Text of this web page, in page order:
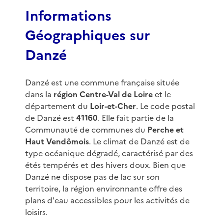
Informations
Géographiques sur
Danzé
Danzé est une commune française située
dans la région Centre-Val de Loireet le
département du Loir-et-Cher. Le code postal
de Danzé est 41160. Elle fait partie de la
Communauté de communes du Perche et
Haut Vendômois. Le climat de Danzé est de
type océanique dégradé, caractérisé par des
étés tempérés et des hivers doux. Bien que
Danzé ne dispose pas de lac sur son
territoire, la région environnante offre des
plans d'eau accessibles pour les activités de
loisirs.